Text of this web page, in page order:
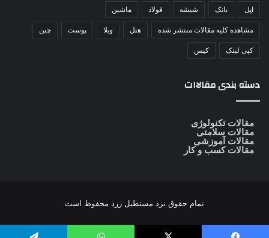
اپل بانک شیشه فولاد ماشین
مشاهده کلیه مقالات منتشر شده هتل ویلا پوست چین
کپی لینک کیس
دسته بندی مقالاات
مقالات تکنولوژی
مقالات سلامتی
مقالات آموزشی
مقالات کسب و کار
تمام حقوق نزد مستطیل زرد محفوظ است